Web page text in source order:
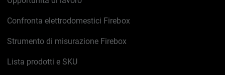
Confronta elettrodomestici Firebox
Strumento di misurazione Firebox
Lista prodotti e SKU